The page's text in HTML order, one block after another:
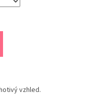
vzhled.